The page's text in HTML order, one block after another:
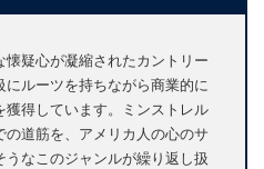
疑心が凝縮されたカントリー
ルーツを持ちながら商業的に
獲得しています。ミンストレル
道筋を、アメリカ人の心のサ
なこのジャンルが繰り返し扱